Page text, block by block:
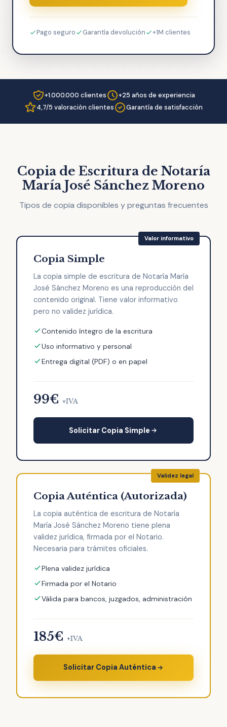
Pago seguro Garantía devolución +1M clientes
+1.000.000 clientes
+25 años de experiencia
4,7/5 valoración clientes
Garantía de satisfacción
Copia de Escritura de Notaría
María José Sánchez Moreno
Tipos de copia disponibles y preguntas frecuentes
Copia Simple
La copia simple de escritura de Notaría María
José Sánchez Moreno es una reproducción del
contenido original. Tiene valor informativo
pero no validez jurídica.
Contenido íntegro de la escritura
Uso informativo y personal
Entrega digital (PDF) o en papel
99€ +IVA
Solicitar Copia Simple
Copia Auténtica (Autorizada)
La copia auténtica de escritura de Notaría
María José Sánchez Moreno tiene plena
validez jurídica, firmada por el Notario.
Necesaria para trámites oficiales.
Plena validez jurídica
Firmada por el Notario
Válida para bancos, juzgados, administración
185€ +IVA
Solicitar Copia Auténtica